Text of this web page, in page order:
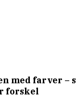
med farver –
forskel